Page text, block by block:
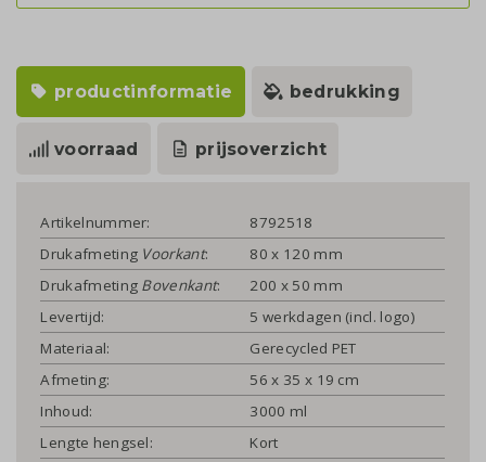
productinformatie bedrukking
voorraad prijsoverzicht
Artikelnummer:
8792518
Drukafmeting Voorkant:
80 x 120 mm
Drukafmeting Bovenkant:
200 x 50 mm
Levertijd:
5 werkdagen (incl. logo)
Materiaal:
Gerecycled PET
Afmeting:
56 x 35 x 19 cm
Inhoud:
3000 ml
Lengte hengsel:
Kort